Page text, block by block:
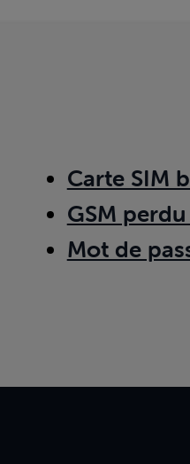
Carte SIM
GSM
Mot de